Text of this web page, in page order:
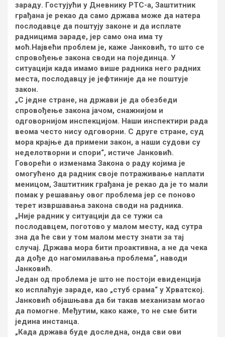
зараду. Гостујући у Дневнику РТС-а, Заштитник
грађана је рекао да само држава може да натера
послодавце да поштују законе и да исплате
радницима зараде, јер само она има ту
моћ.Највећи проблем је, каже Јанковић, то што се
спровођење закона своди на појединца. У
ситуацији када имамо више радника него радних
места, послодавцу је јефтиније да не поштује
закон.
„С једне стране, на држави је да обезбеди
спровођење закона јачом, снажнијом и
одговорнијом инспекцијом. Наши инспектири рада
веома често нису одговорни. С друге стране, суд
мора крајње да примени закон, а наши судови су
неделотворни и спори“, истиче Јанковић.
Говорећи о изменама Закона о раду којима је
омогућено да радник своје потраживање наплати
меницом, Заштитник грађана је рекао да је то мали
помак у решавању овог проблема јер се поново
терет извршавања закона своди на радника.
„Није радник у ситуацији да се тужи са
послодавцем, поготово у малом месту, кад сутра
зна да ће сви у том малом месту знати за тај
случај. Држава мора бити проактивна, а не да чека
да дође до нагомилавања проблема“, наводи
Јанковић.
Један од проблема је што не постоји евиденција
ко исплаћује зараде, као „стуб срама“ у Хрватској.
Јанковић објашњава да би такав механизам могао
да помогне. Међутим, како каже, то не сме бити
једина инстанца.
„Када држава буде доследна, онда сви ови